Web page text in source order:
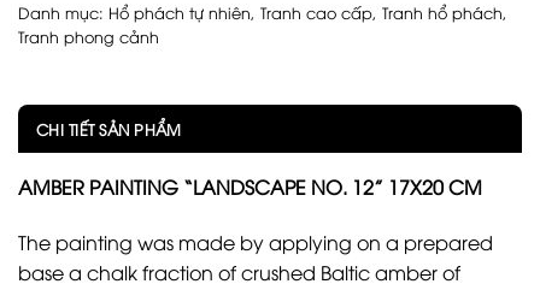
Danh mục: Hổ phách tự nhiên, Tranh cao cấp, Tranh hổ phách,
Tranh phong cảnh
CHI TIẾT SẢN PHẨM
AMBER PAINTING “LANDSCAPE NO. 12” 17X20 CM
The painting was made by applying on a prepared
base a chalk fraction of crushed Baltic amber of